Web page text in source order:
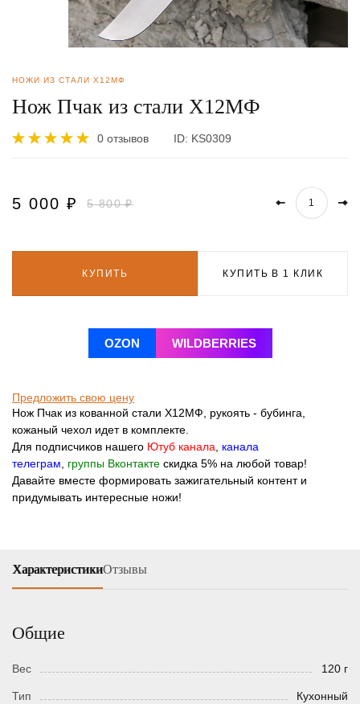
НОЖИ ИЗ СТАЛИ Х12МФ
Нож Пчак из стали Х12МФ
0 отзывов ID: KS0309
5 000 ₽ 5 800 ₽
КУПИТЬ КУПИТЬ В 1 КЛИК
OZON WILDBERRIES
Предложить свою цену
Нож Пчак из кованной стали Х12МФ, рукоять - бубинга,
кожаный чехол идет в комплекте.
Для подписчиков нашего Ютуб канала
канала
телеграм
группы Вконтакте скидка 5% на любой товар!
Давайте вместе формировать зажигательный контент и
придумывать интересные ножи!
ХарактеристикиОтзывы
Общие
Вес 120 г
Тип Кухонный